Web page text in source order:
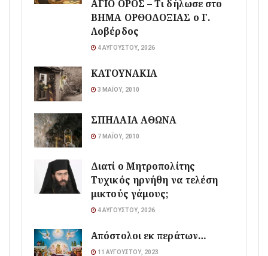
ΑΓΙΟ ΟΡΟΣ – Τι δήλωσε στο
ΒΗΜΑ ΟΡΘΟΔΟΞΙΑΣ ο Γ.
Λοβέρδος
4 ΑΥΓΟΎΣΤΟΥ, 2026
ΚΑΤΟΥΝΑΚΙΑ
3 ΜΑΪ́ΟΥ, 2010
ΣΠΗΛΑΙΑ ΑΘΩΝΑ
7 ΜΑΪ́ΟΥ, 2010
Διατί ο Μητροπολίτης
Τυχικός ηρνήθη να τελέση
μικτούς γάμους;
4 ΑΥΓΟΎΣΤΟΥ, 2026
Απόστολοι εκ περάτων…
11 ΑΥΓΟΎΣΤΟΥ, 2023